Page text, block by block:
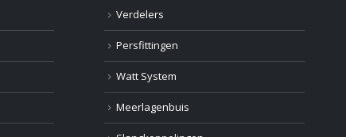
Verdelers
Persfittingen
Watt System
Meerlagenbuis